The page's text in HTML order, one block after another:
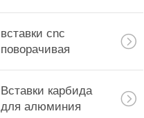
вставки cnc
поворачивая
Вставки карбида
для алюминия